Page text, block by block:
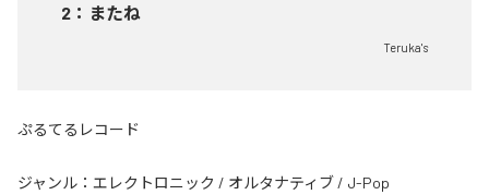
2 ： またね
Teruka's
ぷるてるレコード
ジャンル： エレクトロニック / オルタナティブ / J-Pop